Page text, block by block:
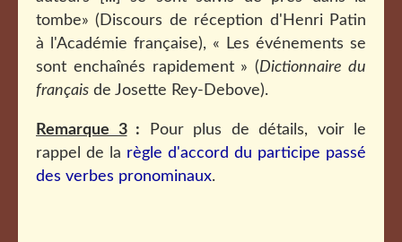
tombe» (Discours de réception d'Henri Patin
à l'Académie française), « Les événements se
sont enchaînés rapidement » (Dictionnaire du
français de Josette Rey-Debove).
Remarque 3: Pour plus de détails, voir le
rappel de la règle d'accord du participe passé
des verbes pronominaux.